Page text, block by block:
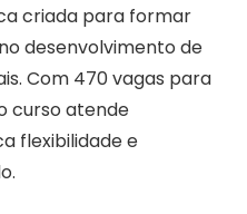
criada para formar
desenvolvimento de
Com 470 vagas para
curso atende
flexibilidade e